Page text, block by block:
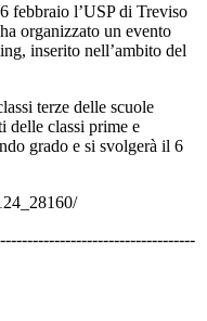
febbraio l’USP di Treviso
organizzato un evento
inserito nell’ambito del
terze delle scuole
delle classi prime e
grado e si svolgerà il 6